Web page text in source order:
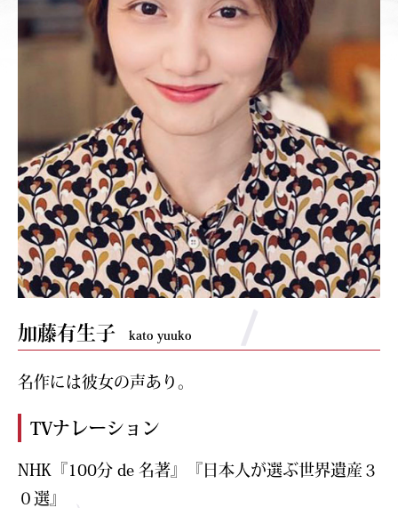
加藤有生子 kato yuuko
名作には彼女の声あり。
TVナレーション
NHK『100分 de 名著』『日本人が選ぶ世界遺産３
０選』